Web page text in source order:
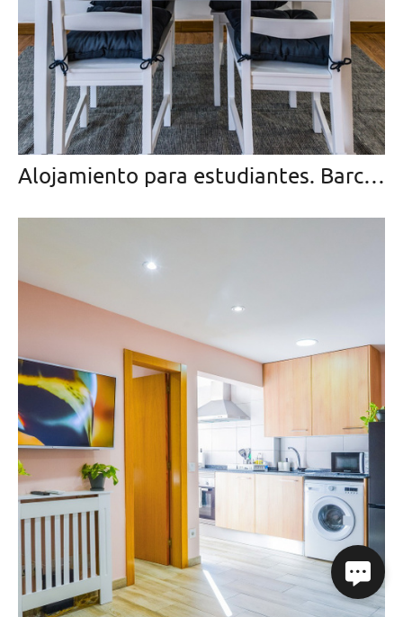
Alojamiento para estudiantes. Barcelona